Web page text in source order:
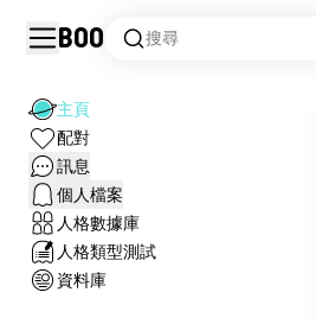
Boo 搜尋
主頁
配對
訊息
個人檔案
人格數據庫
人格類型測試
資料庫